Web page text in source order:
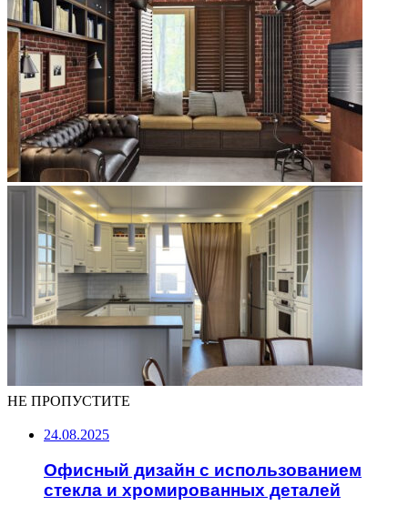
НЕ ПРОПУСТИТЕ
24.08.2025
Офисный дизайн с использованием
стекла и хромированных деталей